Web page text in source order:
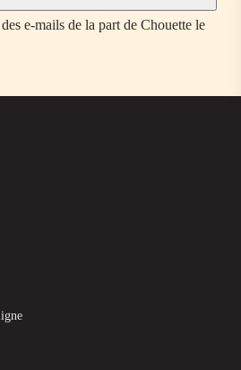
e-mails de la part de Chouette le